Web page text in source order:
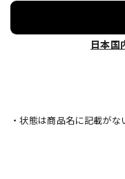
日本国
・状態は商品名に記載がな